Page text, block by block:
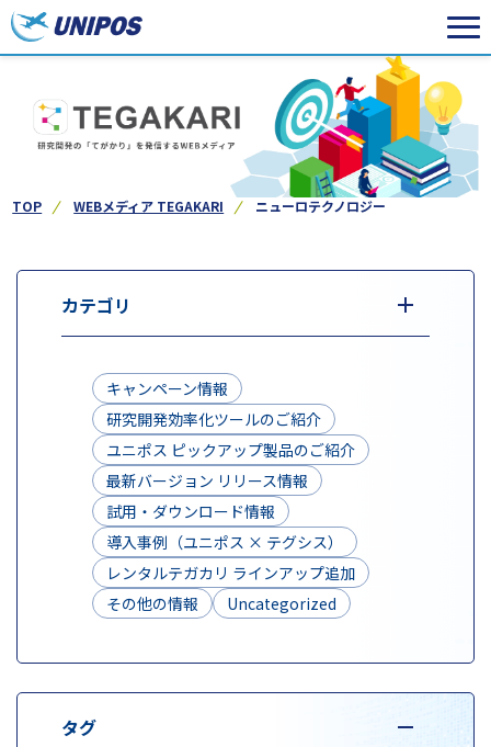
TOP WEBメディア TEGAKARI ニューロテクノロジー
カテゴリ
キャンペーン情報
研究開発効率化ツールのご紹介
ユニポス ピックアップ製品のご紹介
最新バージョン リリース情報
試用・ダウンロード情報
導入事例（ユニポス × テグシス）
レンタルテガカリ ラインアップ追加
その他の情報
Uncategorized
タグ